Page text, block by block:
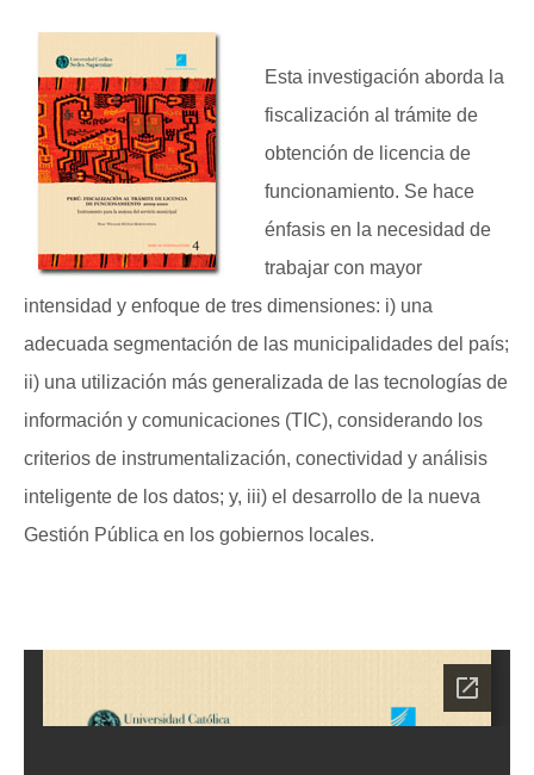
Esta investigación aborda la
fiscalización al trámite de
obtención de licencia de
funcionamiento. Se hace
énfasis en la necesidad de
trabajar con mayor
intensidad y enfoque de tres dimensiones: i) una
adecuada segmentación de las municipalidades del país;
ii) una utilización más generalizada de las tecnologías de
información y comunicaciones (TIC), considerando los
criterios de instrumentalización, conectividad y análisis
inteligente de los datos; y, iii) el desarrollo de la nueva
Gestión Pública en los gobiernos locales.